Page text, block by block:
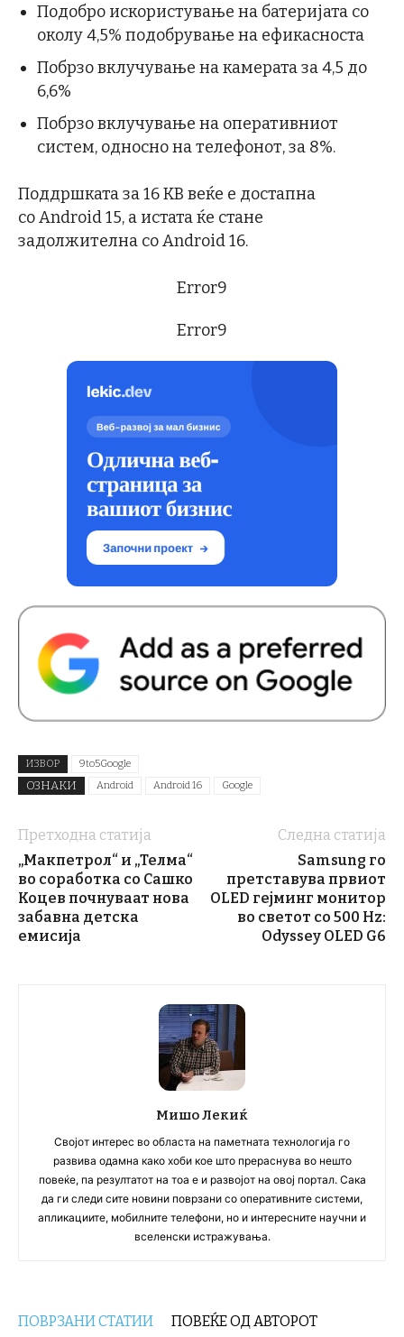
Подобро искористување на батеријата со
околу 4,5% подобрување на ефикасноста
Побрзо вклучување на камерата за 4,5 до
6,6%
Побрзо вклучување на оперативниот
систем, односно на телефонот, за 8%.
Поддршката за 16 KB веќе е достапна
со Android 15, а истата ќе стане
задолжителна со Android 16.
Error9
Error9
ИЗВОР 9to5Google
ОЗНАКИ Android Android 16 Google
Претходна статија
„Макпетрол“ и „Телма“
во соработка со Сашко
Коцев почнуваат нова
забавна детска
емисија
Следна статија
Samsung го
претставува првиот
OLED гејминг монитор
во светот со 500 Hz:
Odyssey OLED G6
Мишо Лекиќ
Својот интерес во областа на паметната технологија го
развива одамна како хоби кое што прераснува во нешто
повеќе, па резултатот на тоа е и развојот на овој портал. Сака
да ги следи сите новини поврзани со оперативните системи,
апликациите, мобилните телефони, но и интересните научни и
вселенски истражувања.
ПОВРЗАНИ СТАТИИ ПОВЕЌЕ ОД АВТОРОТ